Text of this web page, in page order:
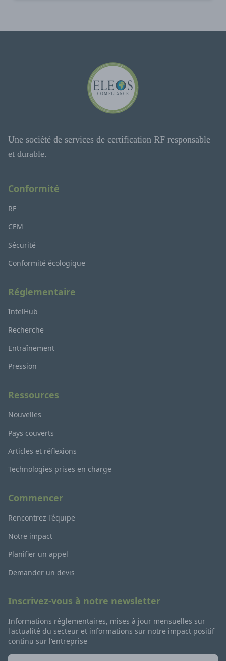
Une société de services de certification RF responsable
et durable.
Conformité
RF
CEM
Sécurité
Conformité écologique
Réglementaire
IntelHub
Recherche
Entraînement
Pression
Ressources
Nouvelles
Pays couverts
Articles et réflexions
Technologies prises en charge
Commencer
Rencontrez l'équipe
Notre impact
Planifier un appel
Demander un devis
Inscrivez-vous à notre newsletter
Informations réglementaires, mises à jour mensuelles sur
l'actualité du secteur et informations sur notre impact positif
continu sur l'entreprise